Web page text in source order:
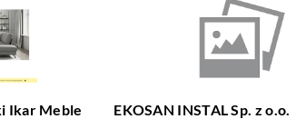
Ikar Meble EKOSAN INSTAL Sp. z o.o.